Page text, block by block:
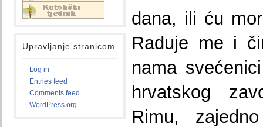
Upravljanje stranicom
Log in
Entries feed
Comments feed
WordPress.org
dana, ili ću
Raduje me i
nama
hrvatskog
Rimu,